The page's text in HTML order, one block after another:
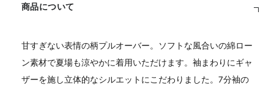
商品について
甘すぎない表情の柄プルオーバー。ソフトな風合いの綿ロー
ン素材で夏場も涼やかに着用いただけます。袖まわりにギャ
ザーを施し立体的なシルエットにこだわりました。7分袖の